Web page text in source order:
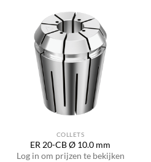
COLLETS
ER 20-CB Ø 10.0 mm
Log in om prijzen te bekijken